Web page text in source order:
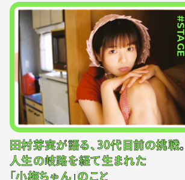
#STAGE
田村芽実が語る、30代目前の挑戦。
人生の岐路を経て生まれた
「小梅ちゃん」のこと